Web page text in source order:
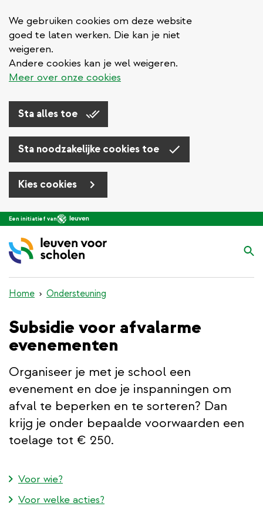
We gebruiken cookies om deze website
goed te laten werken. Die kan je niet
weigeren.
Andere cookies kan je wel weigeren.
Meer over onze cookies
Sta alles toe
Sta noodzakelijke cookies toe
Kies cookies
Overslaan
naar
de
inhoud
gaan
Een initiatief van
Home Ondersteuning
Subsidie voor afvalarme
evenementen
Organiseer je met je school een
evenement en doe je inspanningen om
afval te beperken en te sorteren? Dan
krijg je onder bepaalde voorwaarden een
toelage tot € 250.
Voor wie?
Voor welke acties?